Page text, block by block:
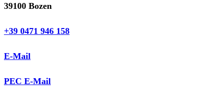
39100 Bozen
+39 0471 946 158
E-Mail
PEC E-Mail